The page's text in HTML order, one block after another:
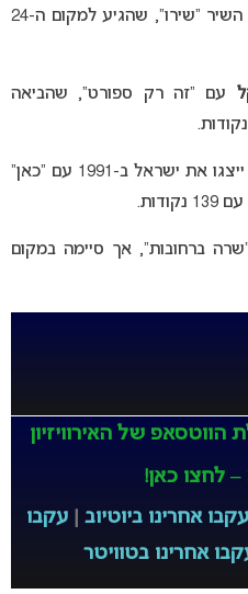
עם השיר “שירו”, שהגיע למקום ה-24
עם “זה רק ספורט”, שהביאה
, ייצגו את ישראל ב-1991 עם “כאן”
ברחובות”, אך סיימה במקום
הווטסאפ של האירוויזיון
לחצו כאן!
עקבו אחרינו ביוטיוב
עקבו
אחרינו בטוויטר